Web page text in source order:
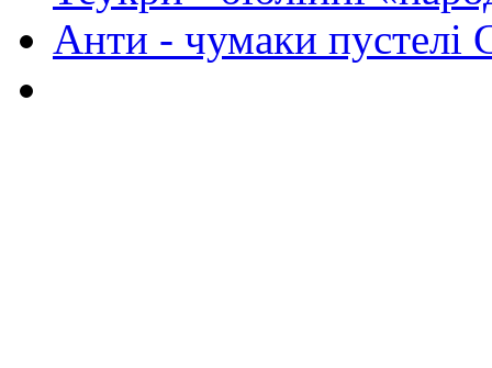
Анти - чумаки пустелі